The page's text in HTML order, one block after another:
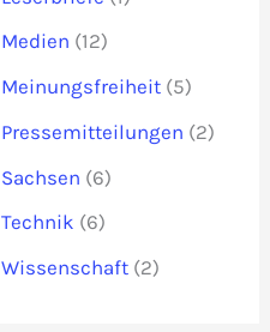
Medien (12)
Meinungsfreiheit (5)
Pressemitteilungen (2)
Sachsen (6)
Technik (6)
Wissenschaft (2)